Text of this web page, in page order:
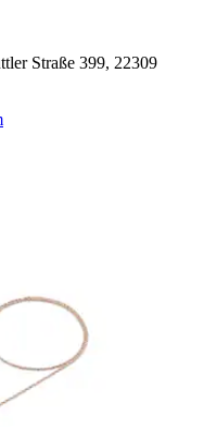
Straße 399, 22309